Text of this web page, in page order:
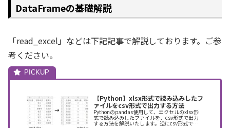
DataFrameの基礎解説
「read_excel」などは下記記事で解説しております。ご参
考ください。
【Python】xlsx形式で読み込みしたフ
ァイルをcsv形式で出力する方法
Pythonのpandas使用して、エクセルのxlsx形
式で読み込みしたファイルを、csv形式で出力
する方法を解説いたします。逆にcsv形式で読み